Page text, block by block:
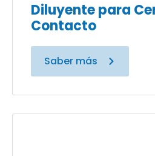
Diluyente para
Contacto
Saber más